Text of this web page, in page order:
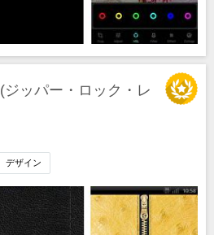
(ジッパー・ロック・レ
デザイン